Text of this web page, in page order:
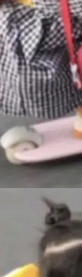
项：
走
...
、浅
组
知道
、或
两个
在
所
一
的
台
秘密
源项
设
兼容
——
带一
数据
除
cel
数据
本暴
明显
除开
/ Z
器，
No
E这
/
全
本该
一
版
De
显
。git
Delt
Spa
支
面
：